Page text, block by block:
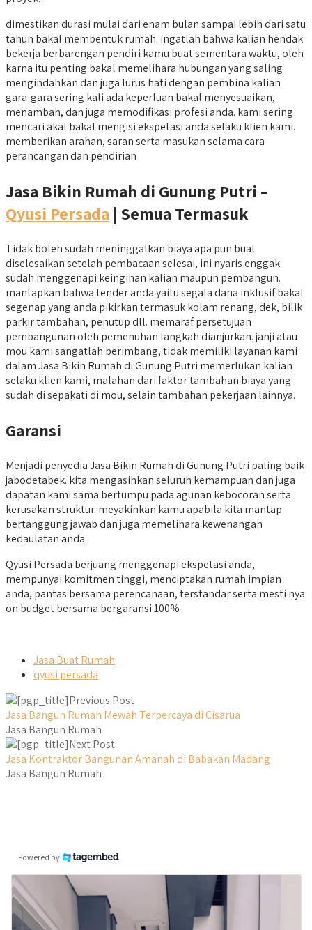
dimestikan durasi mulai dari enam bulan sampai lebih dari satu
tahun bakal membentuk rumah. ingatlah bahwa kalian hendak
bekerja berbarengan pendiri kamu buat sementara waktu, oleh
karna itu penting bakal memelihara hubungan yang saling
mengindahkan dan juga lurus hati dengan pembina kalian
gara-gara sering kali ada keperluan bakal menyesuaikan,
menambah, dan juga memodifikasi profesi anda. kami sering
mencari akal bakal mengisi ekspetasi anda selaku klien kami.
memberikan arahan, saran serta masukan selama cara
perancangan dan pendirian
Jasa Bikin Rumah di Gunung Putri –
Qyusi Persada | Semua Termasuk
Tidak boleh sudah meninggalkan biaya apa pun buat
diselesaikan setelah pembacaan selesai, ini nyaris enggak
sudah menggenapi keinginan kalian maupun pembangun.
mantapkan bahwa tender anda yaitu segala dana inklusif bakal
segenap yang anda pikirkan termasuk kolam renang, dek, bilik
parkir tambahan, penutup dll. memaraf persetujuan
pembangunan oleh pemenuhan langkah dianjurkan. janji atau
mou kami sangatlah berimbang, tidak memiliki layanan kami
dalam Jasa Bikin Rumah di Gunung Putri memerlukan kalian
selaku klien kami, malahan dari faktor tambahan biaya yang
sudah di sepakati di mou, selain tambahan pekerjaan lainnya.
Garansi
Menjadi penyedia Jasa Bikin Rumah di Gunung Putri paling baik
jabodetabek. kita mengasihkan seluruh kemampuan dan juga
dapatan kami sama bertumpu pada agunan kebocoran serta
kerusakan struktur. meyakinkan kamu apabila kita mantap
bertanggung jawab dan juga memelihara kewenangan
kedaulatan anda.
Qyusi Persada berjuang menggenapi ekspetasi anda,
mempunyai komitmen tinggi, menciptakan rumah impian
anda, pantas bersama perencanaan, terstandar serta mesti nya
on budget bersama bergaransi 100%
Jasa Buat Rumah
qyusi persada
Previous Post
Jasa Bangun Rumah Mewah Terpercaya di Cisarua
Jasa Bangun Rumah
Next Post
Jasa Kontraktor Bangunan Amanah di Babakan Madang
Jasa Bangun Rumah
Powered by